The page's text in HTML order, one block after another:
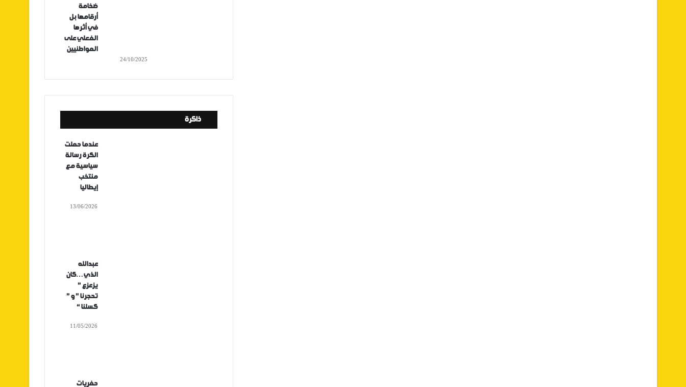
ضخامة
أرقامها بل
في أثرها
الفعلي على
المواطنيين
24/10/2025
ذاكرة
عندما حملت
الكرة رسالة
سياسية مع
منتخب
إيطاليا
13/06/2026
عبدالله
الذي…كان
يزعزع ”
تحجرنا ” و ”
كسلنا “
11/05/2026
حفريات